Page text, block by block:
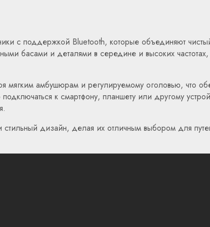
с поддержкой Bluetooth, которые объединяют
басами и деталями в середине и высоких
мягким амбушюрам и регулируемому оголовью, что
к смартфону, планшету или другому
и стильный дизайн, делая их отличным выбором для